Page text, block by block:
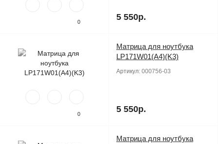
0 5 550р.
0
Матрица для ноутбука
LP171W01(A4)(K3)
Артикул: 000756-03
5 550р.
Матрица для ноутбука